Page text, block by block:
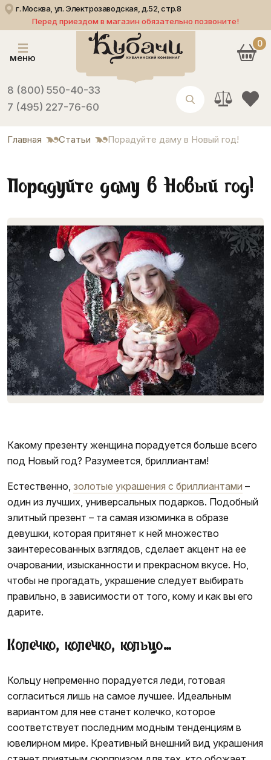
г. Москва, ул. Электрозаводская, д.52, стр.8
Перед приездом в магазин обязательно позвоните!
меню
8 (800) 550-40-33
7 (495) 227-76-60
0
Главная Статьи Порадуйте даму в Новый год!
Порадуйте даму в Новый год!
Какому презенту женщина порадуется больше всего
под Новый год? Разумеется, бриллиантам!
Естественно, золотые украшения с бриллиантами –
один из лучших, универсальных подарков. Подобный
элитный презент – та самая изюминка в образе
девушки, которая притянет к ней множество
заинтересованных взглядов, сделает акцент на ее
очаровании, изысканности и прекрасном вкусе. Но,
чтобы не прогадать, украшение следует выбирать
правильно, в зависимости от того, кому и как вы его
дарите.
Колечко, колечко, кольцо…
Кольцу непременно порадуется леди, готовая
согласиться лишь на самое лучшее. Идеальным
вариантом для нее станет колечко, которое
соответствует последним модным тенденциям в
ювелирном мире. Креативный внешний вид украшения